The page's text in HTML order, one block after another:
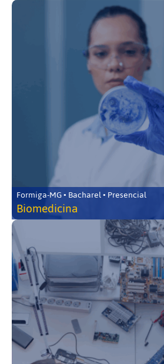
Formiga-MG • Bacharel • Presencial
Biomedicina